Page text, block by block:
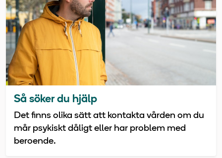
Så söker du hjälp
Det finns olika sätt att kontakta vården om du
mår psykiskt dåligt eller har problem med
beroende.